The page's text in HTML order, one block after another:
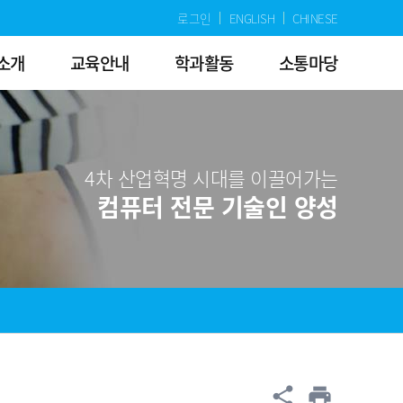
로그인 ENGLISH CHINESE
개 교육안내 학과활동 소통마당
4차 산업혁명 시대를 이끌어가는
컴퓨터 전문 기술인 양성
공유
share print